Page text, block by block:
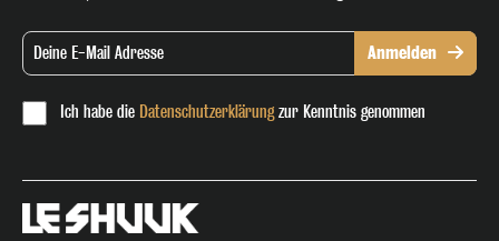
Ich habe die Datenschutzerklärungzur Kenntnis genommen
Anmelden